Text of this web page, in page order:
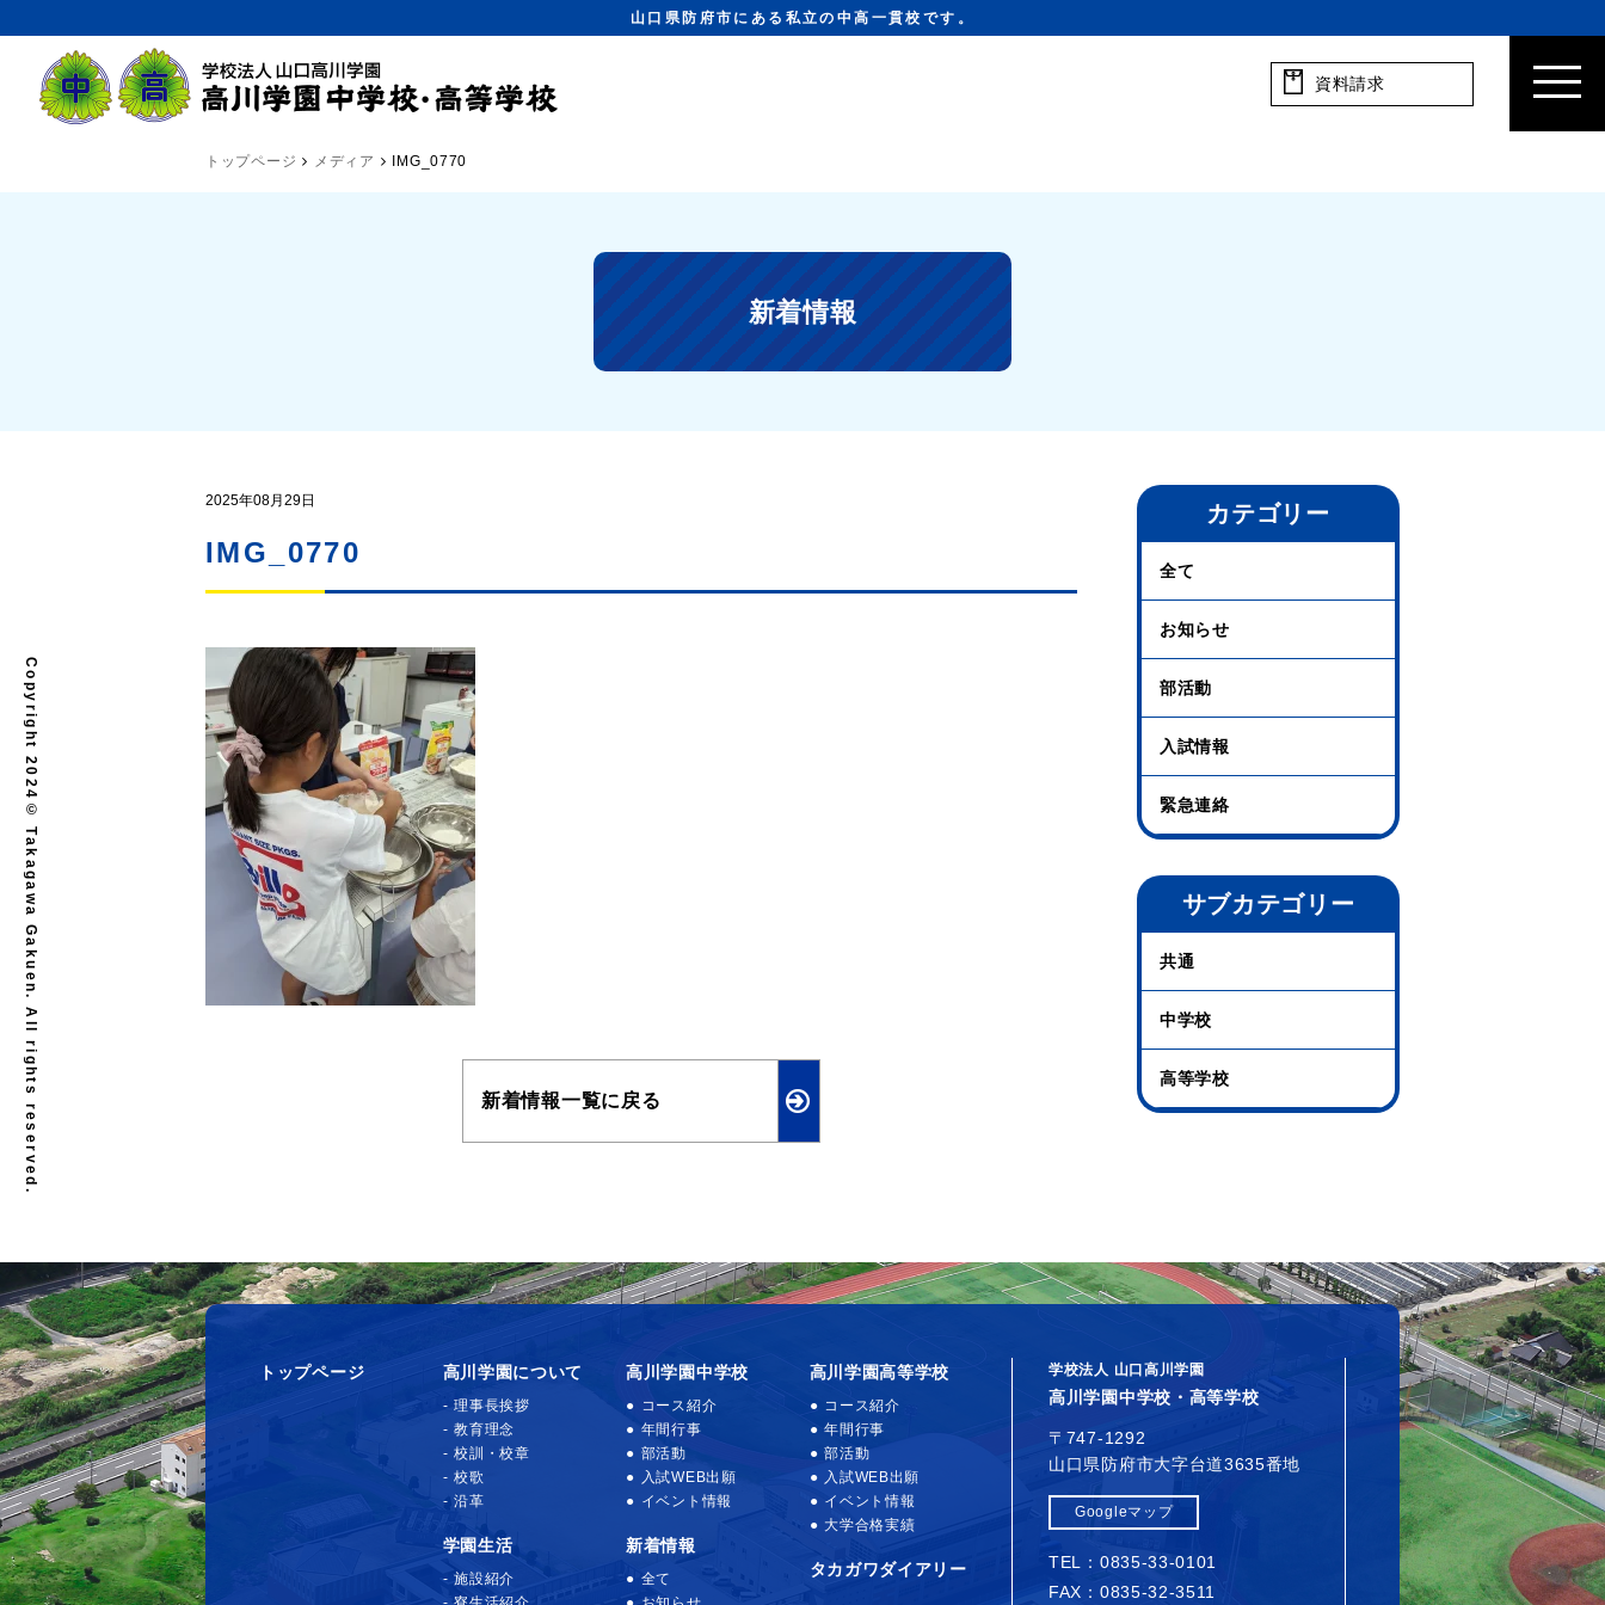
山口県防府市にある私立の中高一貫校です。
資料請求
トップページ メディア IMG_0770
新着情報
2025年08月29日
IMG_0770
新着情報一覧に戻る
カテゴリー
全て
お知らせ
部活動
入試情報
緊急連絡
サブカテゴリー
共通
中学校
高等学校
トップページ 高川学園について
理事長挨拶
教育理念
校訓・校章
校歌
沿革
学園生活
施設紹介
高川学園中学校
コース紹介
年間行事
部活動
入試WEB出願
イベント情報
新着情報
全て
高川学園高等学校
コース紹介
年間行事
部活動
入試WEB出願
イベント情報
大学合格実績
タカガワダイアリー
学校法人 山口高川学園
高川学園中学校・高等学校
〒747-1292
山口県防府市大字台道3635番地
Googleマップ
TEL：0835-33-0101
FAX：0835-32-3511
Copyright 2024© Takagawa Gakuen. All rights reserved.